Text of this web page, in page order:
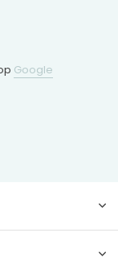
Google